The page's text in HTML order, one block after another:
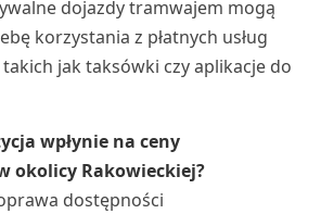
dojazdy tramwajem mogą
korzystania z płatnych usług
jak taksówki czy aplikacje do
wpłynie na ceny
okolicy Rakowieckiej?
dostępności